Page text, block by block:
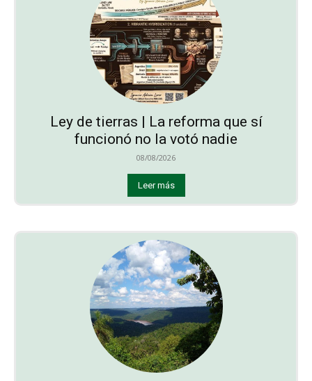
Ley de tierras | La reforma que sí
funcionó no la votó nadie
08/08/2026
Leer más